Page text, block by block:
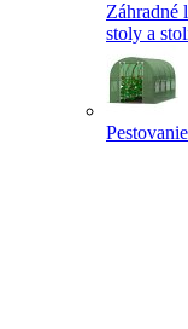
Záhradné
stoly a